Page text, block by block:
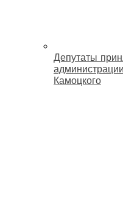
Депутаты
Камоцкого